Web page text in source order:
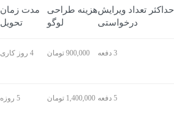
حداکثر تعداد ویرایش
درخواستی
هزینه طراحی
لوگو
مدت زمان
تحویل
3 دفعه 900,000 تومان 4 روز کاری
5 دفعه 1,400,000 تومان 5 روزه